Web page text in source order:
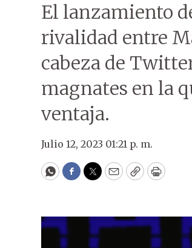
El lanzamiento
rivalidad entre
cabeza de
magnates en la
ventaja.
Julio 12, 2023 01:21 p. m.
WhatsApp
Facebook
Twitter
EmailCopyPrint